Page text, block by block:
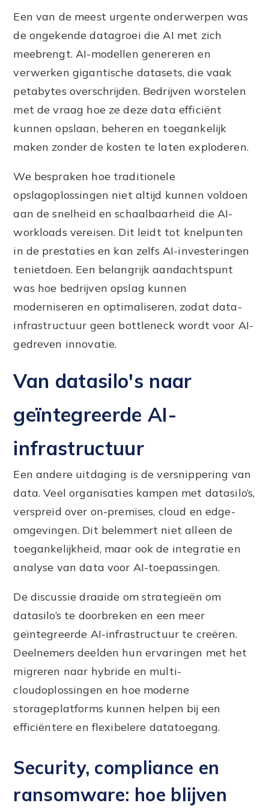
Een van de meest urgente onderwerpen was
de ongekende datagroei die AI met zich
meebrengt. AI-modellen genereren en
verwerken gigantische datasets, die vaak
petabytes overschrijden. Bedrijven worstelen
met de vraag hoe ze deze data efficiënt
kunnen opslaan, beheren en toegankelijk
maken zonder de kosten te laten exploderen.
We bespraken hoe traditionele
opslagoplossingen niet altijd kunnen voldoen
aan de snelheid en schaalbaarheid die AI-
workloads vereisen. Dit leidt tot knelpunten
in de prestaties en kan zelfs AI-investeringen
tenietdoen. Een belangrijk aandachtspunt
was hoe bedrijven opslag kunnen
moderniseren en optimaliseren, zodat data-
infrastructuur geen bottleneck wordt voor AI-
gedreven innovatie.
Van datasilo's naar
geïntegreerde AI-
infrastructuur
Een andere uitdaging is de versnippering van
data. Veel organisaties kampen met datasilo’s,
verspreid over on-premises, cloud en edge-
omgevingen. Dit belemmert niet alleen de
toegankelijkheid, maar ook de integratie en
analyse van data voor AI-toepassingen.
De discussie draaide om strategieën om
datasilo’s te doorbreken en een meer
geïntegreerde AI-infrastructuur te creëren.
Deelnemers deelden hun ervaringen met het
migreren naar hybride en multi-
cloudoplossingen en hoe moderne
storageplatforms kunnen helpen bij een
efficiëntere en flexibelere datatoegang.
Security, compliance en
ransomware: hoe blijven